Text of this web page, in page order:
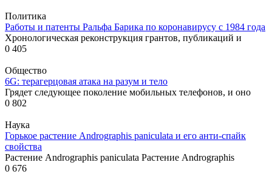
Политика
Работы и патенты Ральфа Барика по коронавирусу с 1984 года
Хронологическая реконструкция грантов, публикаций и
0 405
Общество
6G: терагерцовая атака на разум и тело
Грядет следующее поколение мобильных телефонов, и оно
0 802
Наука
Горькое растение Andrographis paniculata и его анти-спайк
свойства
Растение Andrographis paniculata Растение Andrographis
0 676